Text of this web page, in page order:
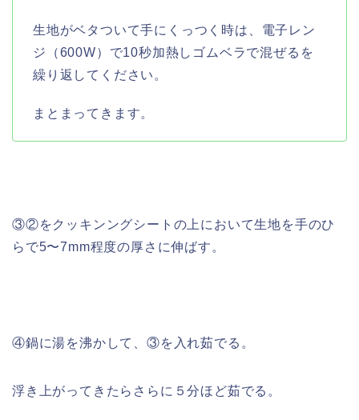
生地がベタついて手にくっつく時は、電子レン
ジ（600W）で10秒加熱しゴムベラで混ぜるを
繰り返してください。
まとまってきます。
③②をクッキンングシートの上において生地を手のひ
らで5〜7mm程度の厚さに伸ばす。
④鍋に湯を沸かして、③を入れ茹でる。
浮き上がってきたらさらに５分ほど茹でる。